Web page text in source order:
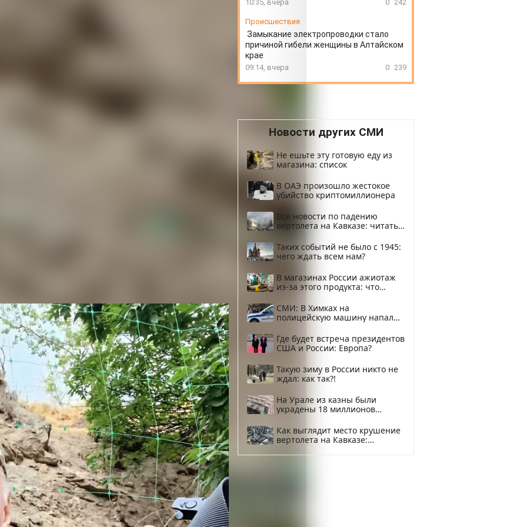
«Красноярска», было служение Отчизне. Он
движения. В 2014-м Олег всей душой
Донбасса, а после начала СВО, несмотря на не
передовую.
старым другом, соратником и тёзкой, Олегом
из Москвы в сторону Донбасса. Самое
нашего героя.
107-го стрелкового батальона Народной
медкомиссию в военкомате, заполнили
позиции. Их рота вела боевые действия под
растянут от Красногоровки до Марьинки.
боевые будни: враг стреляет по нашим
2023-го - это период, когда беспилотники ещё
находившиеся на позиции, по очереди несли
и огневом отпоре противнику. Вражеские окопы
и наших военнослужащих утюжили из всех
на тот период времени.
дослужился до звания ефрейтора и должности
он получил тяжёлое ранение – осколок
не только ногу, но и возможность ходить.
10:35, вчера 0 242
Происшествия
Замыкание электропроводки стало
причиной гибели женщины в Алтайском
крае
09:14, вчера 0 239
Новости других СМИ
Не ешьте эту готовую еду из
магазина: список
В ОАЭ произошло жестокое
убийство криптомиллионера
Все новости по падению
вертолета на Кавказе: читать
Таких событий не было с 1945:
чего ждать всем нам?
В магазинах России ажиотаж
из-за этого продукта: что
СМИ: В Химках на
полицейскую машину напали
Где будет встреча президентов
США и России: Европа?
Такую зиму в России никто не
ждал: как так?!
На Урале из казны были
украдены 18 миллионов
Как выглядит место крушение
вертолета на Кавказе: